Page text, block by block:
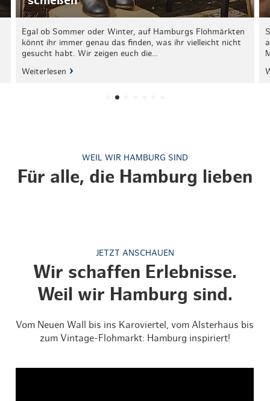
Egal ob Sommer oder Winter, auf Hamburgs Flohmärkten
könnt ihr immer genau das finden, was ihr vielleicht nicht
gesucht habt. Wir zeigen euch die…
Weiterlesen
WEIL WIR HAMBURG SIND
Für alle, die Hamburg lieben
JETZT ANSCHAUEN
Wir schaffen Erlebnisse.
Weil wir Hamburg sind.
Vom Neuen Wall bis ins Karoviertel, vom Alsterhaus bis
zum Vintage-Flohmarkt: Hamburg inspiriert!